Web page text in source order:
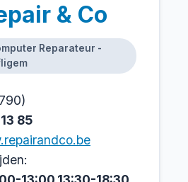
& Co
Reparateur -
85